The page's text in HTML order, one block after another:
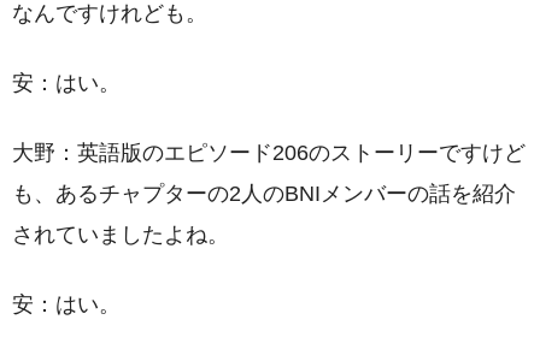
なんですけれども。
安：はい。
大野：英語版のエピソード206のストーリーですけど
も、あるチャプターの2人のBNIメンバーの話を紹介
されていましたよね。
安：はい。